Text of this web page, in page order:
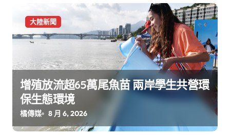
大陸新聞
增殖放流超65萬尾魚苗 兩岸學生共營環
保生態環境
橘傳媒 8 月 6, 2026